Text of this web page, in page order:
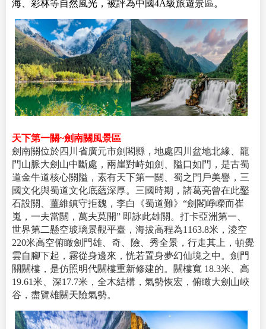
海、彩林等自然風光，被評為中國4A級旅遊景區。
天下第一關~劍南關風景區
劍南關位於四川省廣元市劍閣縣，地處四川盆地北緣、龍
門山脈大劍山中斷處，兩崖對峙如劍、隘口如門，是古蜀
道金牛道核心關隘，素有天下第一關、蜀之門戶美譽，三
國文化與蜀道文化底蘊深厚。三國時期，諸葛亮曾在此鑿
石設關、薑維鎮守拒魏，李白《蜀道難》“劍閣崢嶸而崔
嵬，一夫當關，萬夫莫開” 即詠此雄關。打卡亞洲第一、
世界第二懸空玻璃景觀平臺，海拔高程為1163.8米，淩空
220米高空俯瞰劍門雄、奇、險、秀全景，行走其上，頓覺
雲自腳下起，霧從身邊來，恍若置身夢幻仙境之中。劍門
關關樓，是仿照明代關樓重新修建的。關樓寬 18.3米、高
19.61米、深17.7米，全木結構，氣勢恢宏，俯瞰大劍山峽
谷，盡覽雄關天險氣勢。